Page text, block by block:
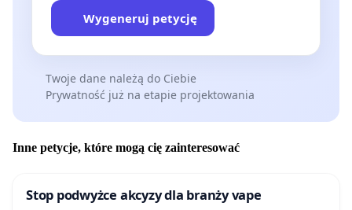
Wygeneruj petycję
Twoje dane należą do Ciebie
Prywatność już na etapie projektowania
Inne petycje, które mogą cię zainteresować
Stop podwyżce akcyzy dla branży vape